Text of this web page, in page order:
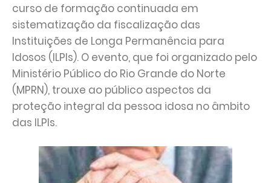
curso de formação continuada em
sistematização da fiscalização das
Instituições de Longa Permanência para
Idosos (ILPIs). O evento, que foi organizado pelo
Ministério Público do Rio Grande do Norte
(MPRN), trouxe ao público aspectos da
proteção integral da pessoa idosa no âmbito
das ILPIs.